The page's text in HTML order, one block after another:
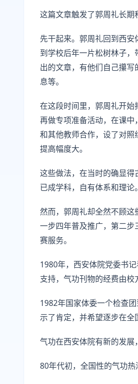
这篇文章触发了郭周礼长期
先干起来。郭周礼回到西
到学校后年一片松树林子
出的文章，有他们自己攥
息等。
在这段时间里，郭周礼开
再做专项准备活动，在课
和其他教师合作，设了对
提高幅度大。
这些做法，在当时的确显
已成学科，自有体系和理论
然而，郭周礼却全然不顾
一步四年普及推广，第二
赛服务。
1980年，西安体院党委书
支持，气功刊物的经费由校
1982年国家体委一个检查
示了肯定，并希望逐步在全
气功在西安体院有新的发展
80年代初，全国性的气功热